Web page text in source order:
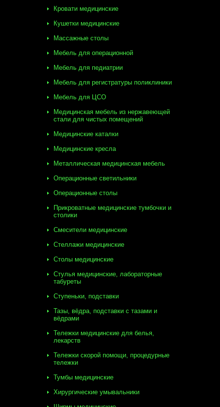
Кровати медицинские
Кушетки медицинские
Массажные столы
Мебель для операционной
Мебель для педиатрии
Мебель для регистратуры поликлиники
Мебель для ЦСО
Медицинская мебель из нержавеющей
стали для чистых помещений
Медицинские каталки
Медицинские кресла
Металлическая медицинская мебель
Операционные светильники
Операционные столы
Прикроватные медицинские тумбочки и
столики
Смесители медицинские
Стеллажи медицинские
Столы медицинские
Стулья медицинские, лабораторные
табуреты
Ступеньки, подставки
Тазы, вёдра, подставки с тазами и
вёдрами
Тележки медицинские для белья,
лекарств
Тележки скорой помощи, процедурные
тележки
Тумбы медицинские
Хирургические умывальники